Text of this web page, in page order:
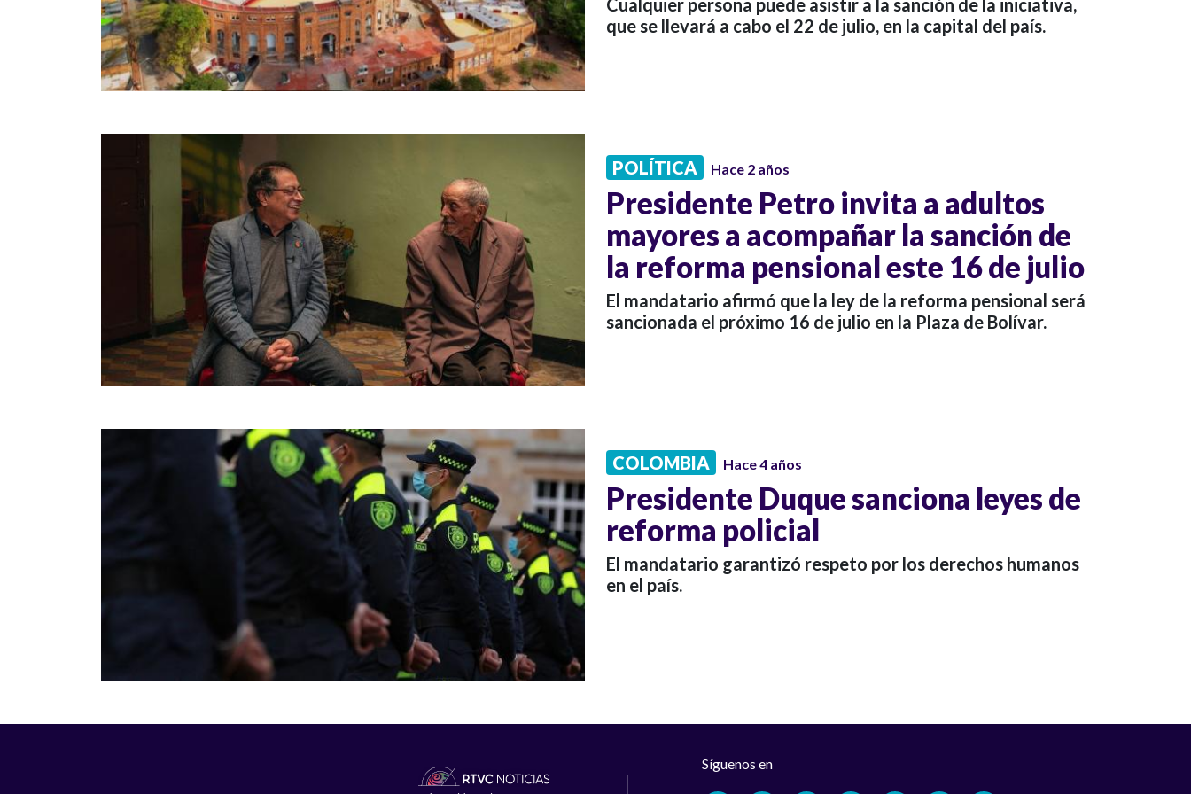
Cualquier persona puede asistir a la sanción de la iniciativa,
que se llevará a cabo el 22 de julio, en la capital del país.
POLÍTICA Hace 2 años
Presidente Petro invita a adultos
mayores a acompañar la sanción de
la reforma pensional este 16 de julio
El mandatario afirmó que la ley de la reforma pensional será
sancionada el próximo 16 de julio en la Plaza de Bolívar.
COLOMBIA Hace 4 años
Presidente Duque sanciona leyes de
reforma policial
El mandatario garantizó respeto por los derechos humanos
en el país.
Síguenos en